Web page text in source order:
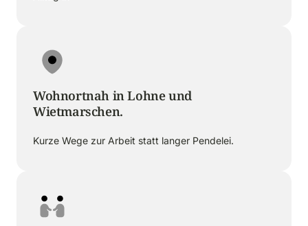
Wohnortnah in Lohne und
Wietmarschen.
Kurze Wege zur Arbeit statt langer Pendelei.